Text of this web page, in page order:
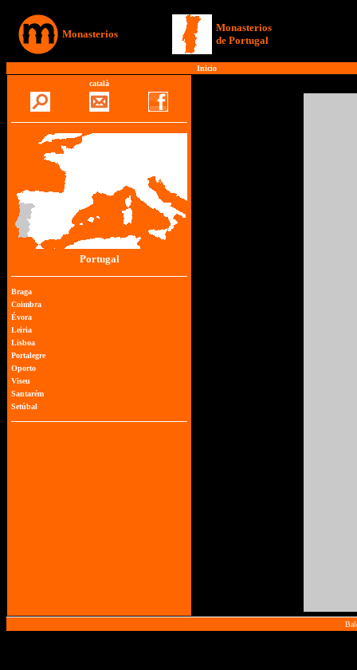
Monasterios
Monasterios
de Portugal
Inicio
català
Portugal
Braga
Coimbra
Évora
Leiria
Lisboa
Portalegre
Oporto
Viseu
Santarém
Setúbal